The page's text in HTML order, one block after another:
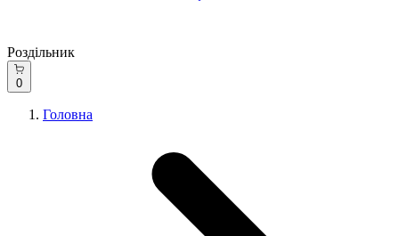
Роздільник
0
Головна